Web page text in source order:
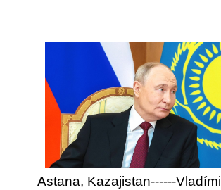
Astana, Kazajistan------